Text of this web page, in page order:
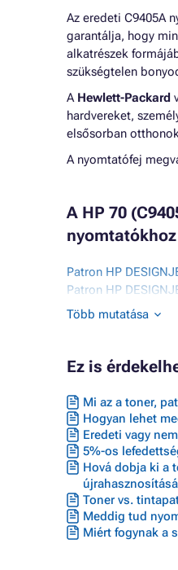
Az eredeti C9405A
garantálja, hogy
alkatrészek
szükségtelen
A Hewlett-Packard
hardvereket,
elsősorban
A nyomtatófej
A HP 70
Patron HP
Patron HP
Patron HP
Patron HP
Patron HP
Több mutatása
Ez is
Mi az a toner,
Hogyan lehet
Eredeti vagy
5%-os
Hová dobja ki a
Toner vs.
Meddig tud
Miért fogynak a